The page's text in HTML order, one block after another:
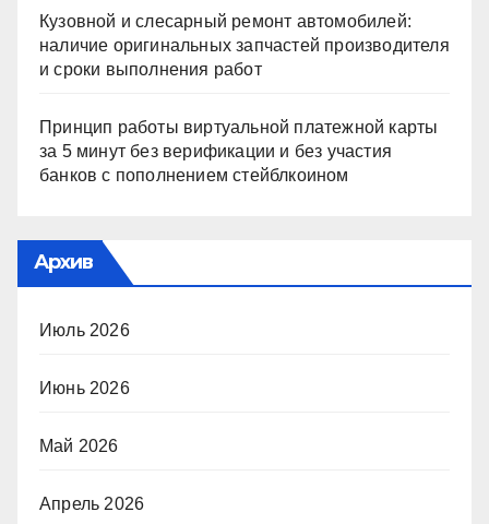
Кузовной и слесарный ремонт автомобилей:
наличие оригинальных запчастей производителя
и сроки выполнения работ
Принцип работы виртуальной платежной карты
за 5 минут без верификации и без участия
банков с пополнением стейблкоином
Архив
Июль 2026
Июнь 2026
Май 2026
Апрель 2026